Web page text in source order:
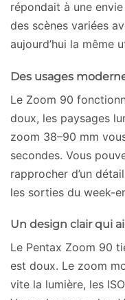
répondait à une
des scènes variées
aujourd’hui la même
Des usages
Le Zoom 90
doux, les paysages
zoom 38–90 mm
secondes. Vous
rapprocher d’un
les sorties du week-
Un design clair qui
Le Pentax Zoom 90
est doux. Le zoom
vite la lumière, les